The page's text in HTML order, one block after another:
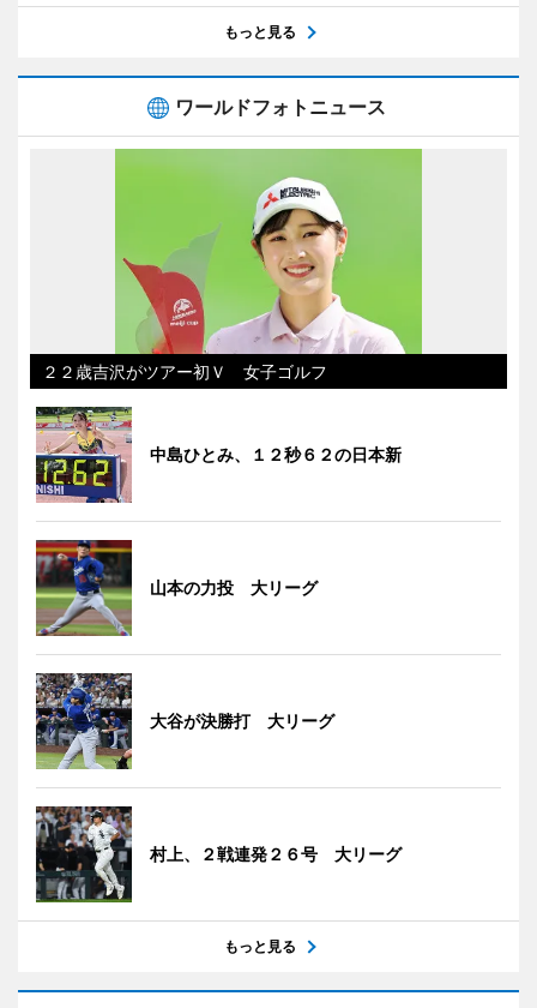
もっと見る
ワールドフォトニュース
２２歳吉沢がツアー初Ｖ 女子ゴルフ
中島ひとみ、１２秒６２の日本新
山本の力投 大リーグ
大谷が決勝打 大リーグ
村上、２戦連発２６号 大リーグ
もっと見る